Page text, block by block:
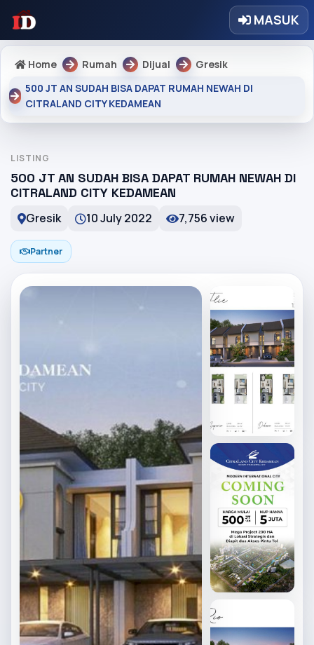
MASUK
Home Rumah Dijual
Gresik
500 JT AN SUDAH BISA DAPAT RUMAH NEWAH DI
CITRALAND CITY KEDAMEAN
LISTING
500 JT AN SUDAH BISA DAPAT RUMAH NEWAH DI
CITRALAND CITY KEDAMEAN
Gresik 10 July 2022 7,756 view
Partner